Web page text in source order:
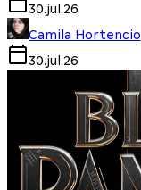
30.jul.26
Camila Hortencio
30.jul.26